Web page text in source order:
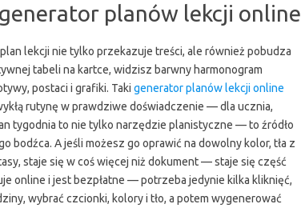
generator planów lekcji online
lekcji nie tylko przekazuje treści, ale również pobudza
tabeli na kartce, widzisz barwny harmonogram
postaci i grafiki. Taki generator planów lekcji online
rutynę w prawdziwe doświadczenie — dla ucznia,
tygodnia to nie tylko narzędzie planistyczne — to źródło
bodźca. A jeśli możesz go oprawić na dowolny kolor, tła z
staje się w coś więcej niż dokument — staje się część
online i jest bezpłatne — potrzeba jedynie kilka kliknięć,
wybrać czcionki, kolory i tło, a potem wygenerować